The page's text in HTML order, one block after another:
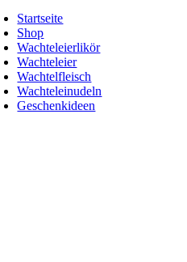
Startseite
Shop
Wachteleierlikör
Wachteleier
Wachtelfleisch
Wachteleinudeln
Geschenkideen